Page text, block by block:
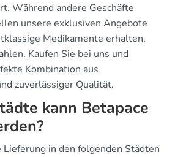
Während andere Geschäfte
unsere exklusiven Angebote
Medikamente erhalten,
Kaufen Sie bei uns und
Kombination aus
zuverlässiger Qualität.
kann Betapace
Lieferung in den folgenden Städten